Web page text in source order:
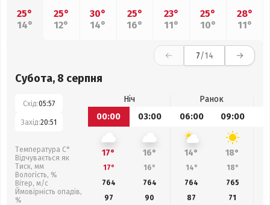
25°
14°
25°
12°
30°
14°
25°
16°
23°
11°
25°
10°
28°
11°
7/14
Субота, 8 серпня
Схід:05:57
Захід:20:51
Температура С°
Відчувається як
Тиск, мм
Вологість, %
Вітер, м/с
Ймовірність опадів,
%
Ніч
Ранок
00:00
03:00 06:00 09:00
17° 16° 14° 18°
17° 16° 14° 18°
764
764 764 765
97
90 87 71